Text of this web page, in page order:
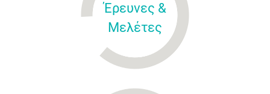
Έρευνες &
Μελέτες